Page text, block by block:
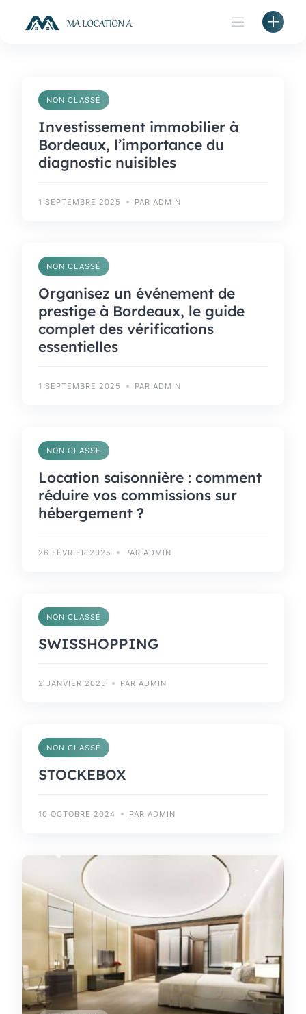
NON CLASSÉ
Investissement immobilier à
Bordeaux, l’importance du
diagnostic nuisibles
1 SEPTEMBRE 2025 PAR ADMIN
NON CLASSÉ
Organisez un événement de
prestige à Bordeaux, le guide
complet des vérifications
essentielles
1 SEPTEMBRE 2025 PAR ADMIN
NON CLASSÉ
Location saisonnière : comment
réduire vos commissions sur
hébergement ?
26 FÉVRIER 2025 PAR ADMIN
NON CLASSÉ
SWISSHOPPING
2 JANVIER 2025 PAR ADMIN
NON CLASSÉ
STOCKEBOX
10 OCTOBRE 2024 PAR ADMIN